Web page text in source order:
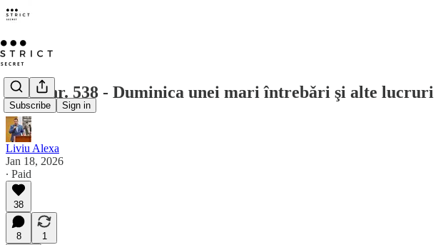
Subscribe Sign in
Opus nr. 538 - Duminica unei mari întrebǎri şi alte
Liviu Alexa
Jan 18, 2026
∙ Paid
38
8
1